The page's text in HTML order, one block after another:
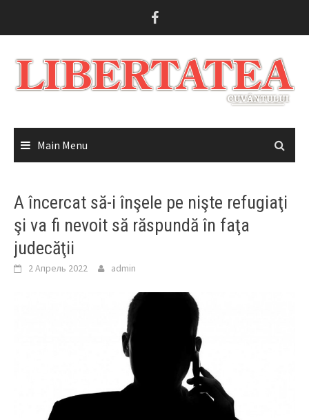
Main Menu
A încercat să-i înşele pe nişte refugiaţi
şi va fi nevoit să răspundă în faţa
judecăţii
2 Апрель 2022 admin